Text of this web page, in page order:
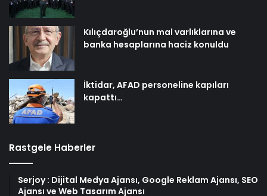
Kılıçdaroğlu’nun mal varlıklarına ve
banka hesaplarına haciz konuldu
İktidar, AFAD personeline kapıları
kapattı…
Rastgele Haberler
Serjoy : Dijital Medya Ajansı, Google Reklam Ajansı, SEO
Ajansı ve Web Tasarım Ajansı